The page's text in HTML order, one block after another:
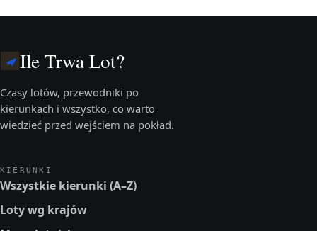
Ile Trwa Lot?
Czasy lotów, przewodniki po
kierunkach i wszystko, co warto
wiedzieć przed wejściem na pokład.
KIERUNKI
Wszystkie kierunki (A–Z)
Loty wg krajów